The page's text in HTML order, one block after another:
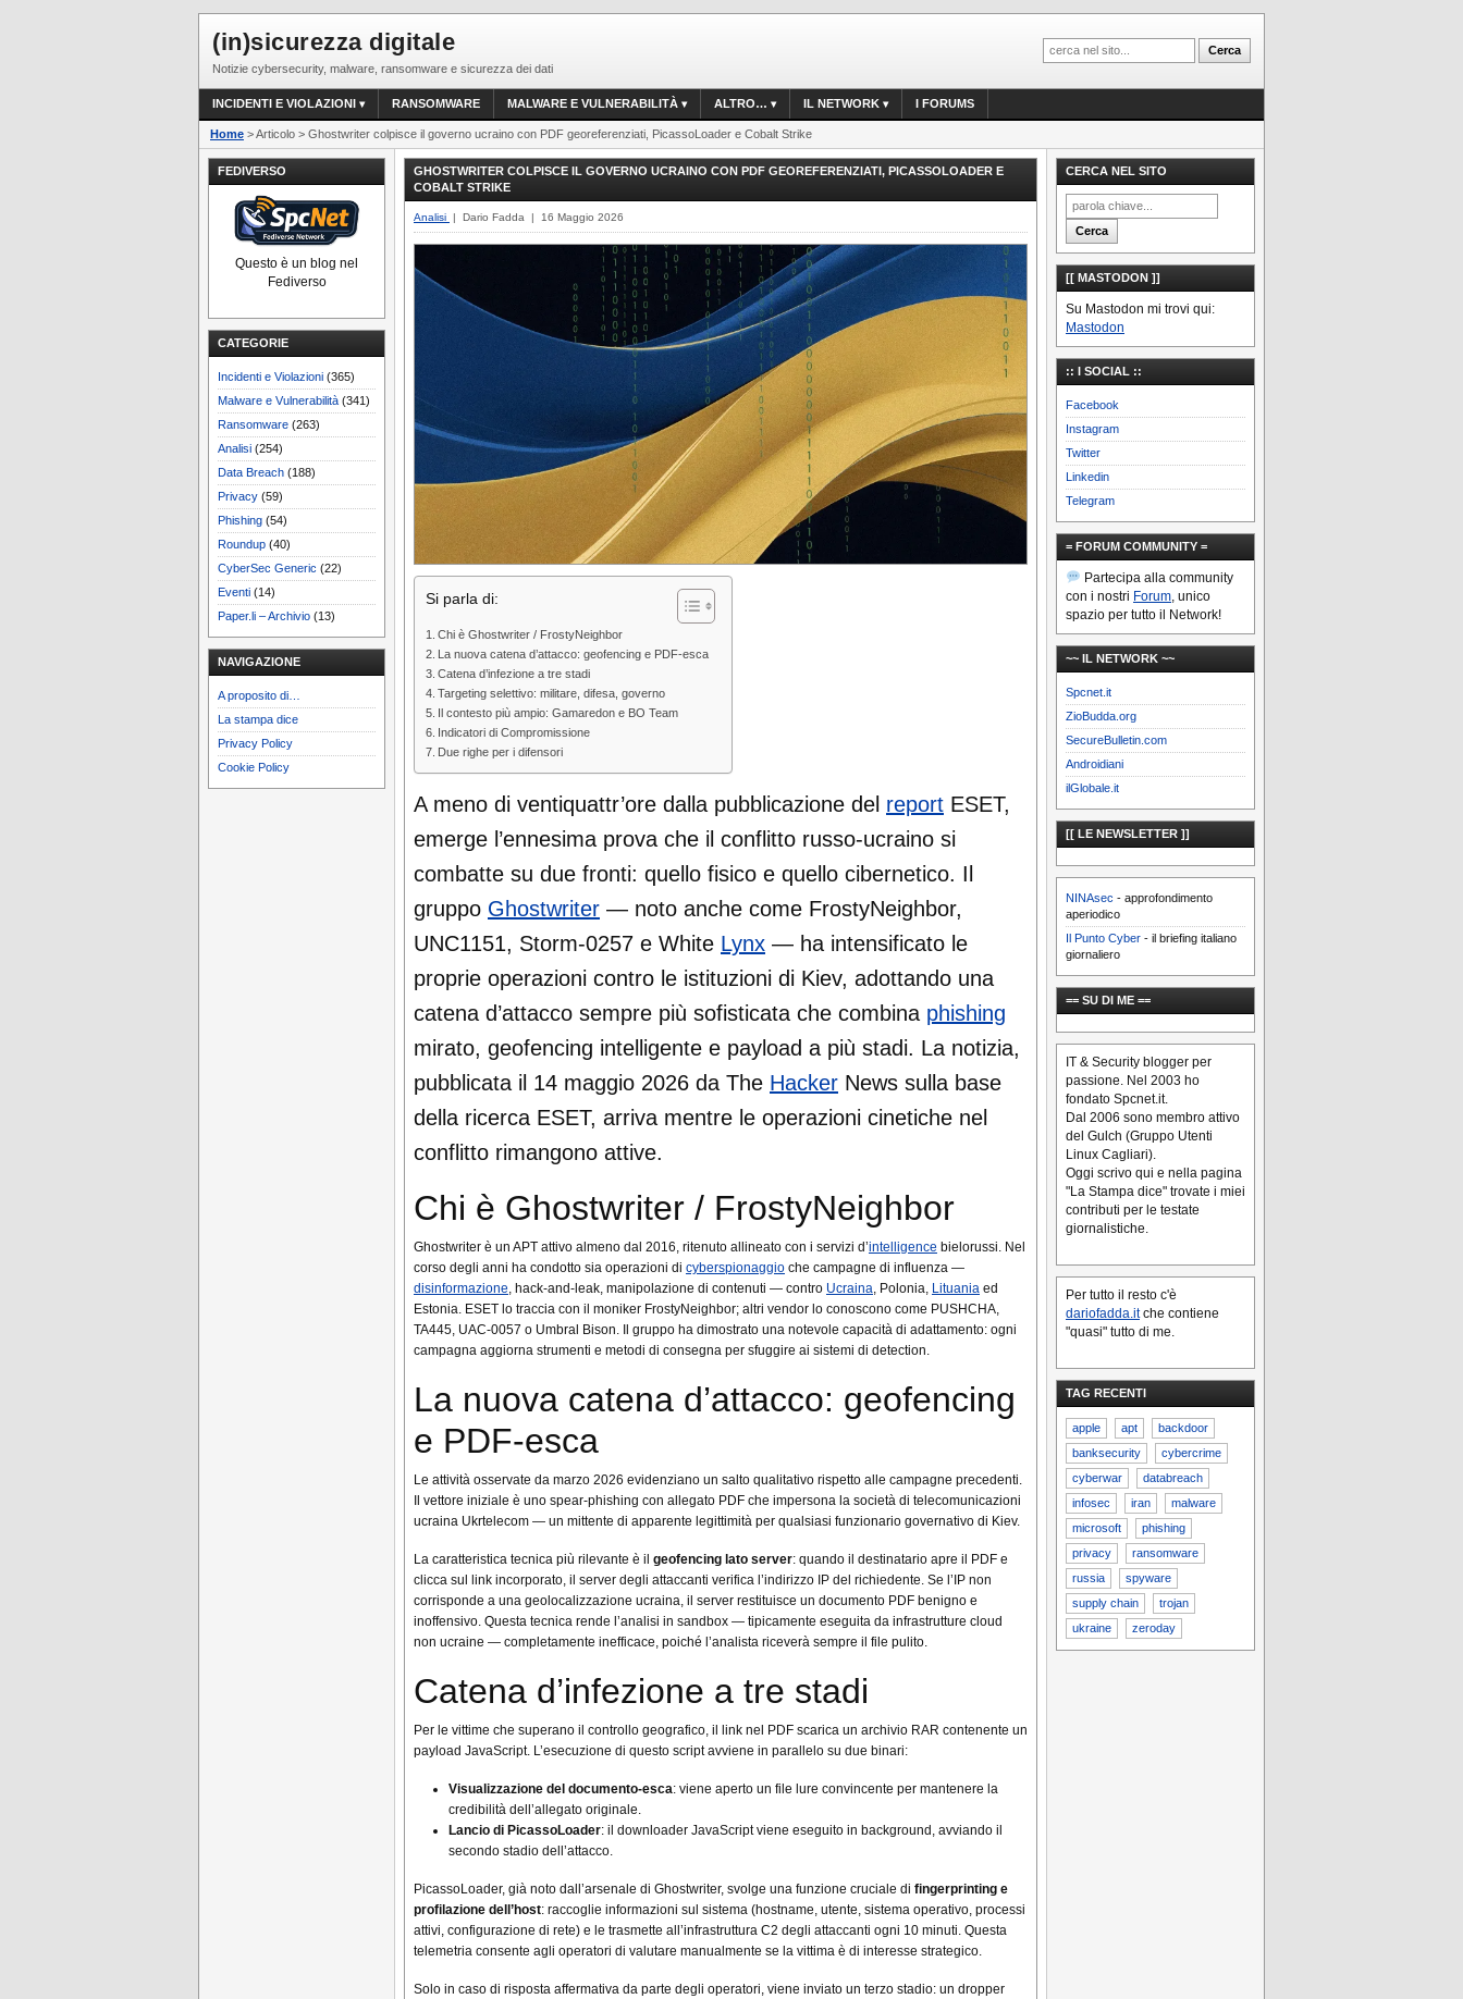
(in)sicurezza digitale
Notizie cybersecurity, malware, ransomware e sicurezza dei dati
INCIDENTI E VIOLAZIONI RANSOMWARE MALWARE E VULNERABILITÀ ALTRO… IL NETWORK I FORUMS
Home > Articolo > Ghostwriter colpisce il governo ucraino con PDF georeferenziati, PicassoLoader e Cobalt Strike
FEDIVERSO
Questo è un blog nel
Fediverso
CATEGORIE
Incidenti e Violazioni (365)
Malware e Vulnerabilità (341)
Ransomware (263)
Analisi (254)
Data Breach (188)
Privacy (59)
Phishing (54)
Roundup (40)
CyberSec Generic (22)
Eventi (14)
Paper.li – Archivio (13)
NAVIGAZIONE
A proposito di…
La stampa dice
Privacy Policy
Cookie Policy
GHOSTWRITER COLPISCE IL GOVERNO UCRAINO CON PDF GEOREFERENZIATI, PICASSOLOADER E
COBALT STRIKE
Analisi | Dario Fadda | 16 Maggio 2026
Si parla di:
Chi è Ghostwriter / FrostyNeighbor
La nuova catena d’attacco: geofencing e PDF-esca
Catena d’infezione a tre stadi
Targeting selettivo: militare, difesa, governo
Il contesto più ampio: Gamaredon e BO Team
Indicatori di Compromissione
Due righe per i difensori
A meno di ventiquattr’ore dalla pubblicazione del report ESET,
emerge l’ennesima prova che il conflitto russo-ucraino si
combatte su due fronti: quello fisico e quello cibernetico. Il
gruppo Ghostwriter — noto anche come FrostyNeighbor,
UNC1151, Storm-0257 e White Lynx — ha intensificato le
proprie operazioni contro le istituzioni di Kiev, adottando una
catena d’attacco sempre più sofisticata che combina phishing
mirato, geofencing intelligente e payload a più stadi. La notizia,
pubblicata il 14 maggio 2026 da The Hacker News sulla base
della ricerca ESET, arriva mentre le operazioni cinetiche nel
conflitto rimangono attive.
Chi è Ghostwriter / FrostyNeighbor
Ghostwriter è un APT attivo almeno dal 2016, ritenuto allineato con i servizi d’intelligence bielorussi. Nel
corso degli anni ha condotto sia operazioni di cyberspionaggio che campagne di influenza —
disinformazione, hack-and-leak, manipolazione di contenuti — contro Ucraina, Polonia, Lituania ed
Estonia. ESET lo traccia con il moniker FrostyNeighbor; altri vendor lo conoscono come PUSHCHA,
TA445, UAC-0057 o Umbral Bison. Il gruppo ha dimostrato una notevole capacità di adattamento: ogni
campagna aggiorna strumenti e metodi di consegna per sfuggire ai sistemi di detection.
La nuova catena d’attacco: geofencing
e PDF-esca
Le attività osservate da marzo 2026 evidenziano un salto qualitativo rispetto alle campagne precedenti.
Il vettore iniziale è uno spear-phishing con allegato PDF che impersona la società di telecomunicazioni
ucraina Ukrtelecom — un mittente di apparente legittimità per qualsiasi funzionario governativo di Kiev.
La caratteristica tecnica più rilevante è il geofencing lato server: quando il destinatario apre il PDF e
clicca sul link incorporato, il server degli attaccanti verifica l’indirizzo IP del richiedente. Se l’IP non
corrisponde a una geolocalizzazione ucraina, il server restituisce un documento PDF benigno e
inoffensivo. Questa tecnica rende l’analisi in sandbox — tipicamente eseguita da infrastrutture cloud
non ucraine — completamente inefficace, poiché l’analista riceverà sempre il file pulito.
Catena d’infezione a tre stadi
Per le vittime che superano il controllo geografico, il link nel PDF scarica un archivio RAR contenente un
payload JavaScript. L’esecuzione di questo script avviene in parallelo su due binari:
Visualizzazione del documento-esca: viene aperto un file lure convincente per mantenere la
credibilità dell’allegato originale.
Lancio di PicassoLoader: il downloader JavaScript viene eseguito in background, avviando il
secondo stadio dell’attacco.
PicassoLoader, già noto dall’arsenale di Ghostwriter, svolge una funzione cruciale di fingerprinting e
profilazione dell’host: raccoglie informazioni sul sistema (hostname, utente, sistema operativo, processi
attivi, configurazione di rete) e le trasmette all’infrastruttura C2 degli attaccanti ogni 10 minuti. Questa
telemetria consente agli operatori di valutare manualmente se la vittima è di interesse strategico.
Solo in caso di risposta affermativa da parte degli operatori, viene inviato un terzo stadio: un dropper
CERCA NEL SITO
[[ MASTODON ]]
Su Mastodon mi trovi qui:
Mastodon
:: I SOCIAL ::
Facebook
Instagram
Twitter
Linkedin
Telegram
= FORUM COMMUNITY =
Partecipa alla community
con i nostri Forum, unico
spazio per tutto il Network!
~~ IL NETWORK ~~
Spcnet.it
ZioBudda.org
SecureBulletin.com
Androidiani
ilGlobale.it
[[ LE NEWSLETTER ]]
NINAsec - approfondimento
aperiodico
Il Punto Cyber - il briefing italiano
giornaliero
== SU DI ME ==
IT & Security blogger per
passione. Nel 2003 ho
fondato Spcnet.it.
Dal 2006 sono membro attivo
del Gulch (Gruppo Utenti
Linux Cagliari).
Oggi scrivo qui e nella pagina
"La Stampa dice" trovate i miei
contributi per le testate
giornalistiche.
Per tutto il resto c'è
dariofadda.itche contiene
"quasi" tutto di me.
TAG RECENTI
apple apt
backdoor
banksecurity
cybercrime
cyberwar
databreach
infosec
iran
malware
microsoft
phishing
privacy
ransomware
russia
spyware
supply chain
trojan
ukraine
zeroday